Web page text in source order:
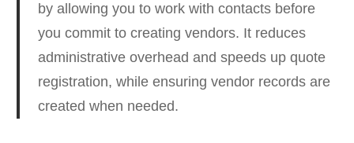
by allowing you to work with contacts before
you commit to creating vendors. It reduces
administrative overhead and speeds up quote
registration, while ensuring vendor records are
created when needed.